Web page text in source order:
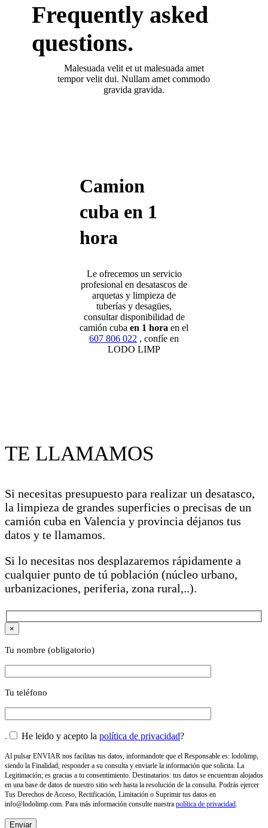
Frequently asked
questions.
Malesuada velit et ut malesuada amet
tempor velit dui. Nullam amet commodo
gravida gravida.
Camion
cuba en 1
hora
Le ofrecemos un servicio
profesional en desatascos de
arquetas y limpieza de
tuberías y desagües,
consultar disponibilidad de
camión cuba en 1 hora en el
607 806 022 , confíe en
LODO LIMP
TE LLAMAMOS
Si necesitas presupuesto para realizar un desatasco,
la limpieza de grandes superficies o precisas de un
camión cuba en Valencia y provincia déjanos tus
datos y te llamamos.
Si lo necesitas nos desplazaremos rápidamente a
cualquier punto de tú población (núcleo urbano,
urbanizaciones, periferia, zona rural,..).
×
Tu nombre (obligatorio)
Tu teléfono
. He leido y acepto la política de privacidad?
Al pulsar ENVIAR nos facilitas tus datos, informandote que el Responsable es: lodolimp,
siendo la Finalidad; responder a su consulta y enviarle la información que solicita. La
Legitimación; es gracias a tu consentimiento. Destinatarios: tus datos se encuentran alojados
en una base de datos de nuestro sitio web hasta la resolución de la consulta. Podrás ejercer
Tus Derechos de Acceso, Rectificación, Limitación o Suprimir tus datos en
info@lodolimp.com. Para más información consulte nuestra política de privacidad.